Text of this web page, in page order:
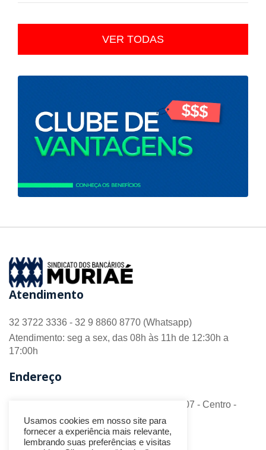
VER TODAS
Atendimento
32 3722 3336 - 32 9 8860 8770 (Whatsapp)
Atendimento: seg a sex, das 08h às 11h de 12:30h a
17:00h
Endereço
R. Barão do Monte Alto nº 70 - Sala 306/307 - Centro -
CEP 36.880-018 - Muriaé/MG
Redes Sociais
Usamos cookies em nosso site para
fornecer a experiência mais relevante,
lembrando suas preferências e visitas